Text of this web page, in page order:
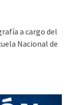
a cargo del
Nacional de